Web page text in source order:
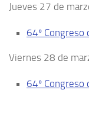
Jueves 27 de
64º
Viernes 28 de
64º